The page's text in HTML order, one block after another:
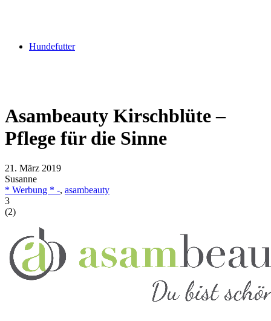
Hundefutter
Asambeauty Kirschblüte –
Pflege für die Sinne
21. März 2019
Susanne
* Werbung * -, asambeauty
3
(2)